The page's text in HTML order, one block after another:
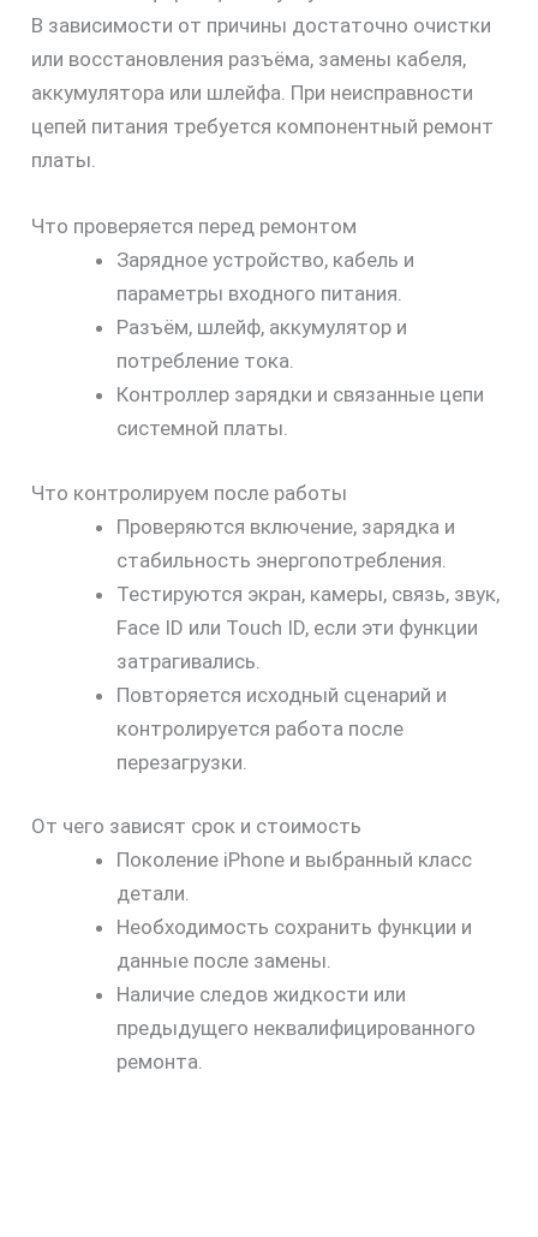
В зависимости от причины достаточно очистки
или восстановления разъёма, замены кабеля,
аккумулятора или шлейфа. При неисправности
цепей питания требуется компонентный ремонт
платы.
Что проверяется перед ремонтом
Зарядное устройство, кабель и
параметры входного питания.
Разъём, шлейф, аккумулятор и
потребление тока.
Контроллер зарядки и связанные цепи
системной платы.
Что контролируем после работы
Проверяются включение, зарядка и
стабильность энергопотребления.
Тестируются экран, камеры, связь, звук,
Face ID или Touch ID, если эти функции
затрагивались.
Повторяется исходный сценарий и
контролируется работа после
перезагрузки.
От чего зависят срок и стоимость
Поколение iPhone и выбранный класс
детали.
Необходимость сохранить функции и
данные после замены.
Наличие следов жидкости или
предыдущего неквалифицированного
ремонта.